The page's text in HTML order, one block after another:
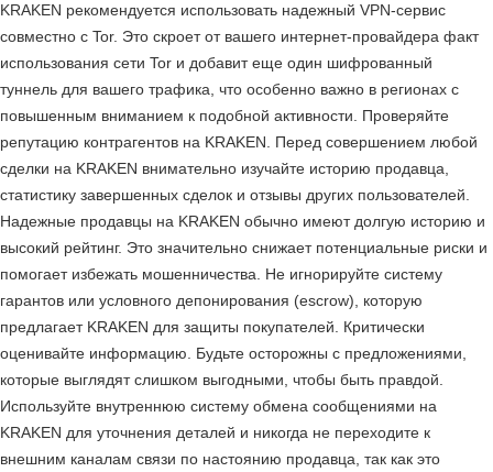
KRAKEN рекомендуется использовать надежный VPN-сервис
совместно с Tor. Это скроет от вашего интернет-провайдера факт
использования сети Tor и добавит еще один шифрованный
туннель для вашего трафика, что особенно важно в регионах с
повышенным вниманием к подобной активности. Проверяйте
репутацию контрагентов на KRAKEN. Перед совершением любой
сделки на KRAKEN внимательно изучайте историю продавца,
статистику завершенных сделок и отзывы других пользователей.
Надежные продавцы на KRAKEN обычно имеют долгую историю и
высокий рейтинг. Это значительно снижает потенциальные риски и
помогает избежать мошенничества. Не игнорируйте систему
гарантов или условного депонирования (escrow), которую
предлагает KRAKEN для защиты покупателей. Критически
оценивайте информацию. Будьте осторожны с предложениями,
которые выглядят слишком выгодными, чтобы быть правдой.
Используйте внутреннюю систему обмена сообщениями на
KRAKEN для уточнения деталей и никогда не переходите к
внешним каналам связи по настоянию продавца, так как это